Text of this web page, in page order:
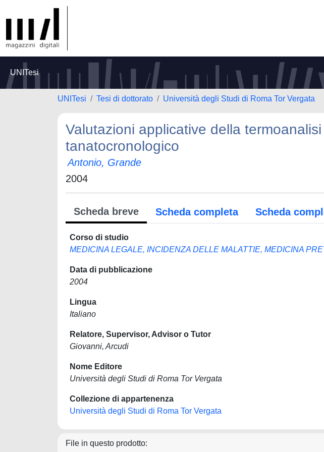
UNITesi
UNITesi Tesi di dottorato Università degli Studi di Roma Tor Vergata
Valutazioni applicative della
tanatocronologico
Antonio, Grande
2004
Scheda breve Scheda completa Scheda
Corso di studio
MEDICINA LEGALE, INCIDENZA DELLE MALATTIE, MEDICINA
Data di pubblicazione
2004
Lingua
Italiano
Relatore, Supervisor, Advisor o Tutor
Giovanni, Arcudi
Nome Editore
Università degli Studi di Roma Tor Vergata
Collezione di appartenenza
Università degli Studi di Roma Tor Vergata
File in questo prodotto: